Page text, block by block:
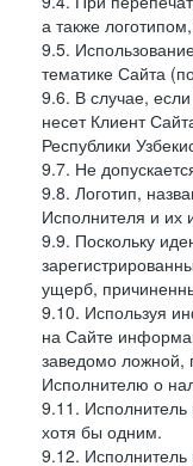
а также
9.5.
тематике Сайта
9.6. В случае,
несет Клиент
Республики
9.7. Не
9.8. Логотип,
Исполнителя и их
9.9. Поскольку
ущерб,
9.10. Используя
на Сайте
заведомо ложной,
Исполнителю о
9.11.
хотя бы одним.
9.12.